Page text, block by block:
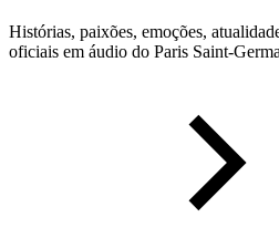
Histórias, paixões, emoções,
oficiais em áudio do Paris Saint-